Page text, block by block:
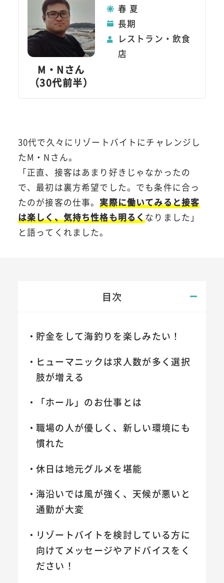
M・Nさん
（30代前半）
春 夏
長期
レストラン・飲食
店
30代で久々にリゾートバイトにチャレンジし
たM・Nさん。
「正直、接客はあまり好きじゃなかったの
で、最初は裏方希望でした。でも条件に合っ
たのが接客の仕事。実際に働いてみると接客
は楽しく、気持ち性格も明るくなりました」
と語ってくれました。
目次
貯金をして海釣りを楽しみたい！
ヒューマニックは求人数が多く選択
肢が増える
「ホール」のお仕事とは
職場の人が優しく、新しい環境にも
慣れた
休日は地元グルメを堪能
海沿いでは風が強く、天候が悪いと
通勤が大変
リゾートバイトを検討している方に
向けてメッセージやアドバイスをく
ださい！